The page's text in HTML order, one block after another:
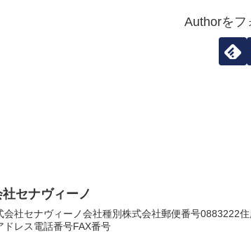
Authorをフ
セナヴィーノ
会社セナヴィーノ会社種別株式会社郵便番号0883222
ドレス電話番号FAX番号